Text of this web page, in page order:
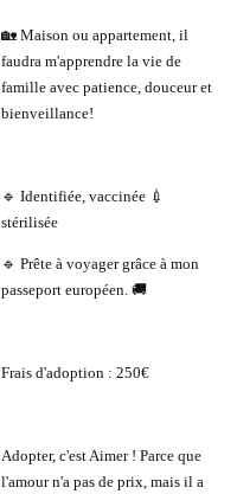
🏡 Maison ou appartement, il
faudra m'apprendre la vie de
famille avec patience, douceur et
bienveillance!
🔹 Identifiée, vaccinée 💉
stérilisée
🔹 Prête à voyager grâce à mon
passeport européen. 🚚
Frais d'adoption : 250€
Adopter, c'est Aimer ! Parce que
l'amour n'a pas de prix, mais il a